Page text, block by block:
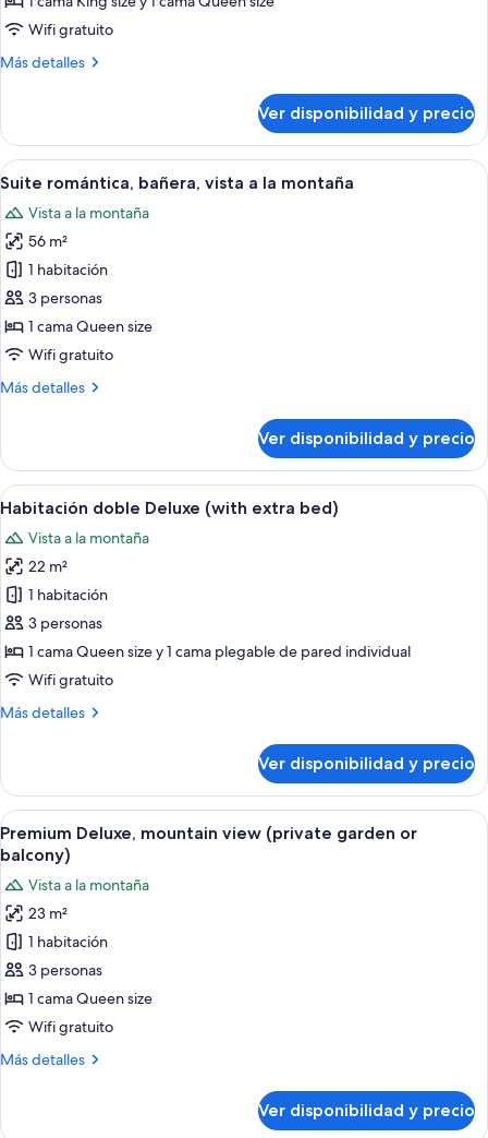
Loft
2
view
Wifi gratuito
Más detalles
Más
level
Loft
Suite,
bedrooms,
mountain
view
Ver disponibilidad y precio
Ver
todas
las
fotos
de
Suite
romántica,
bañera,
a
Una bañera grande y oscura en una
6
Suite romántica, bañera, vista a la montaña
Vista a la montaña
56 m²
1 habitación
3 personas
1 cama Queen size
Wifi gratuito
Más detalles
Más
romántica,
bañera,
vista
la
montaña
Ver disponibilidad y precio
Ver
todas
las
fotos
de
Habitación
doble
Deluxe
extra
Una habitación de cabaña de
6
Habitación doble Deluxe (with extra bed)
Vista a la montaña
22 m²
1 habitación
3 personas
1 cama Queen size y 1 cama plegable de pared individual
Wifi gratuito
Más detalles
Más
doble
Deluxe
(with
extra
Ver disponibilidad y precio
Ver
todas
fotos
de
Premium
Deluxe,
mountain
view
garden
Un dormitorio de cabaña de madera
7
Premium Deluxe, mountain view (private garden or
balcony)
Vista a la montaña
23 m²
1 habitación
3 personas
1 cama Queen size
Wifi gratuito
Más detalles
Más
Ver disponibilidad y precio